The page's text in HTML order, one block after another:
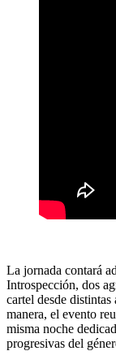
La jornada contará
Introspección, dos
cartel desde
manera, el evento
misma noche
progresivas del